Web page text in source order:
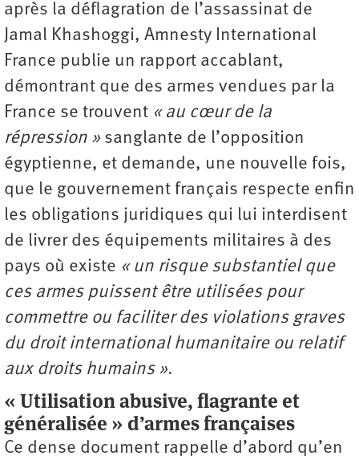
après la déflagration de l’assassinat de
Jamal Khashoggi, Amnesty International
France publie un rapport accablant,
démontrant que des armes vendues par la
France se trouvent « au cœur de la
répression » sanglante de l’opposition
égyptienne, et demande, une nouvelle fois,
que le gouvernement français respecte enfin
les obligations juridiques qui lui interdisent
de livrer des équipements militaires à des
pays où existe « un risque substantiel que
ces armes puissent être utilisées pour
commettre ou faciliter des violations graves
du droit international humanitaire ou relatif
aux droits humains ».
« Utilisation abusive, flagrante et
généralisée » d’armes françaises
Ce dense document rappelle d’abord qu’en